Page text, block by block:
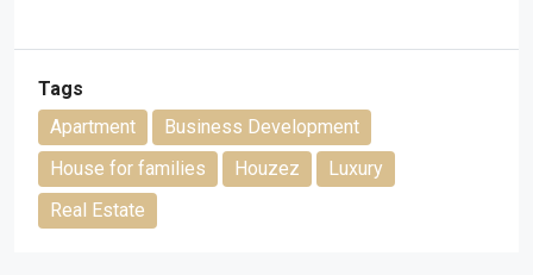
Tags
Apartment
Business Development
House for families
Houzez
Luxury
Real Estate